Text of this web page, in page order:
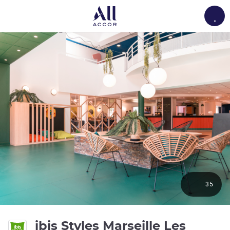
ibis Styles Marseille Les
35